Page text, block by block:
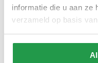
informatie die u aan ze
verzameld op basis
Dubbel Jersey Matras
Hoeslaken Roze 220